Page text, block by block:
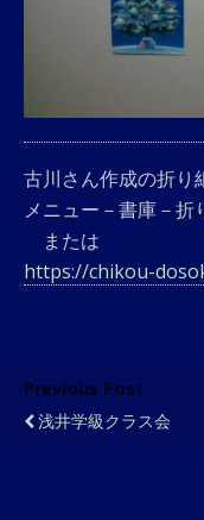
古川さん作成の折り
メニュー－書庫－折
または
https://chikou-
Previous Post
浅井学級クラス会